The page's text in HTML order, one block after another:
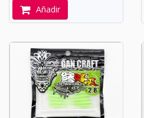
Añadir